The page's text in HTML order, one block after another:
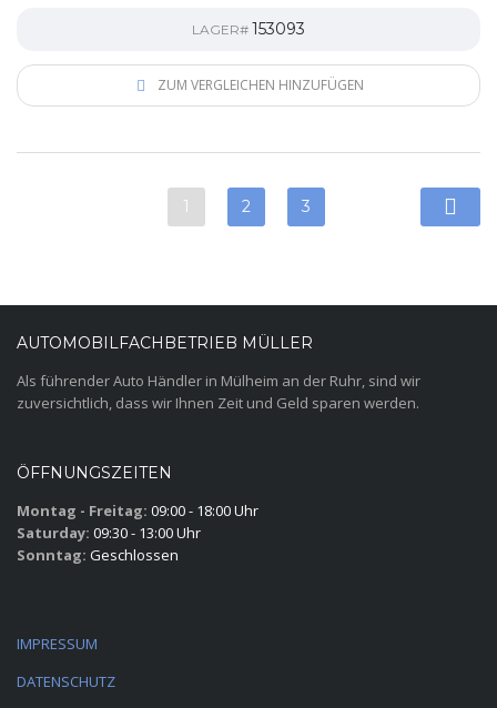
LAGER# 153093
ZUM VERGLEICHEN HINZUFÜGEN
1 2 3
AUTOMOBILFACHBETRIEB MÜLLER
Als führender Auto Händler in Mülheim an der Ruhr, sind wir
zuversichtlich, dass wir Ihnen Zeit und Geld sparen werden.
ÖFFNUNGSZEITEN
Montag - Freitag: 09:00 - 18:00 Uhr
Saturday: 09:30 - 13:00 Uhr
Sonntag: Geschlossen
IMPRESSUM
DATENSCHUTZ